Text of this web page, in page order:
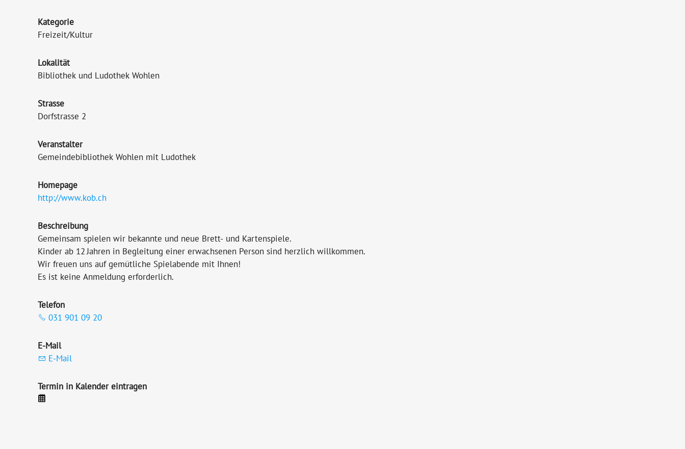
Kategorie
Freizeit/Kultur
Lokalität
Bibliothek und Ludothek Wohlen
Strasse
Dorfstrasse 2
Veranstalter
Gemeindebibliothek Wohlen mit Ludothek
Homepage
http://www.kob.ch
Beschreibung
Gemeinsam spielen wir bekannte und neue Brett- und Kartenspiele.
Kinder ab 12 Jahren in Begleitung einer erwachsenen Person sind herzlich willkommen.
Wir freuen uns auf gemütliche Spielabende mit Ihnen!
Es ist keine Anmeldung erforderlich.
Telefon
031 901 09 20
E-Mail
E-Mail
Termin in Kalender eintragen